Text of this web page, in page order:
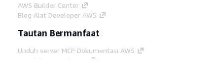
AWS Builder Center
Blog Alat Developer AWS
Tautan Bermanfaat
Unduh server MCP Dokumentasi AWS
Masuk ke Konsol AWS